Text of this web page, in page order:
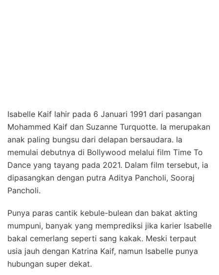
Isabelle Kaif lahir pada 6 Januari 1991 dari pasangan
Mohammed Kaif dan Suzanne Turquotte. Ia merupakan
anak paling bungsu dari delapan bersaudara. Ia
memulai debutnya di Bollywood melalui film Time To
Dance yang tayang pada 2021. Dalam film tersebut, ia
dipasangkan dengan putra Aditya Pancholi, Sooraj
Pancholi.
Punya paras cantik kebule-bulean dan bakat akting
mumpuni, banyak yang memprediksi jika karier Isabelle
bakal cemerlang seperti sang kakak. Meski terpaut
usia jauh dengan Katrina Kaif, namun Isabelle punya
hubungan super dekat.